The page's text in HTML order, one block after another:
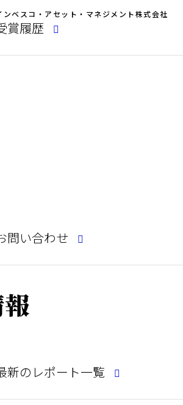
ンベスコ・アセット・マネジメント株式会社
賞履歴
問い合わせ
新のレポート一覧